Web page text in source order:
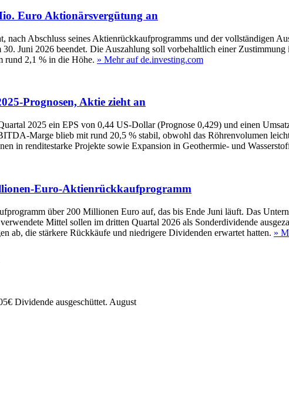
Euro Aktionärsvergütung an
nach Abschluss seines Aktienrückkaufprogramms und der vollständigen
Juni 2026 beendet. Die Auszahlung soll vorbehaltlich einer
rund 2,1 % in die Höhe. » Mehr auf de.investing.com
Aktie zieht an
2025 ein EPS von 0,44 US-Dollar (Prognose 0,429) und einen
blieb mit rund 20,5 % stabil, obwohl das Röhrenvolumen
in renditestarke Projekte sowie Expansion in Geothermie- und
Euro-Aktienrückkaufprogramm
über 200 Millionen Euro auf, das bis Ende Juni läuft. Das
Mittel sollen im dritten Quartal 2026 als Sonderdividende
ab, die stärkere Rückkäufe und niedrigere Dividenden erwartet hatten. »
€ Dividende ausgeschüttet. August